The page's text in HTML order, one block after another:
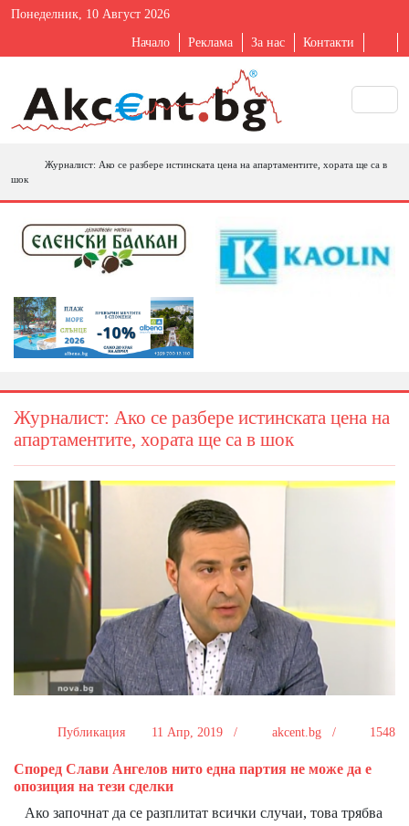
Понеделник, 10 Август 2026
Начало Реклама За нас Контакти
Журналист: Ако се разбере истинската цена на апартаментите, хората ще са в
шок
Журналист: Ако се разбере истинската цена на
апартаментите, хората ще са в шок
Публикация 11 Апр, 2019 / akcent.bg / 1548
Според Слави Ангелов нито една партия не може да е
опозиция на тези сделки
Ако започнат да се разплитат всички случаи, това трябва